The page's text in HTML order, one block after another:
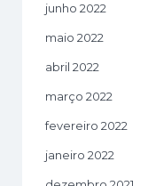
junho 2022
maio 2022
abril 2022
março 2022
fevereiro 2022
janeiro 2022